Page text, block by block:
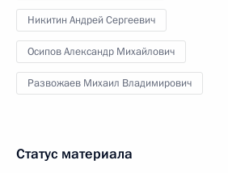
Никитин Андрей Сергеевич
Осипов Александр Михайлович
Развожаев Михаил Владимирович
Статус материала